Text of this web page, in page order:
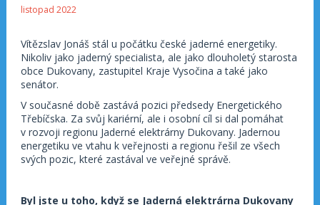
listopad 2022
Vítězslav Jonáš stál u počátku české jaderné energetiky.
Nikoliv jako jaderný specialista, ale jako dlouholetý starosta
obce Dukovany, zastupitel Kraje Vysočina a také jako
senátor.
V současné době zastává pozici předsedy Energetického
Třebíčska. Za svůj kariérní, ale i osobní cíl si dal pomáhat
v rozvoji regionu Jaderné elektrárny Dukovany. Jadernou
energetiku ve vtahu k veřejnosti a regionu řešil ze všech
svých pozic, které zastával ve veřejné správě.
Byl jste u toho, když se Jaderná elektrárna Dukovany